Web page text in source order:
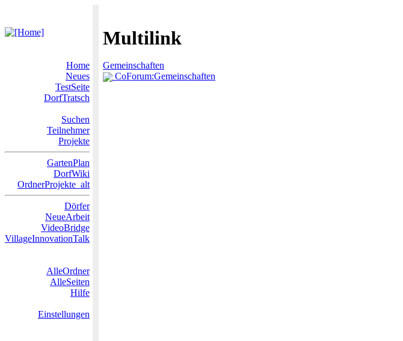
Multilink
Home
Neues
TestSeite
DorfTratsch
Suchen
Teilnehmer
Projekte
GartenPlan
DorfWiki
OrdnerProjekte_alt
Dörfer
NeueArbeit
VideoBridge
VillageInnovationTalk
AlleOrdner
AlleSeiten
Hilfe
Einstellungen
Gemeinschaften
CoForum:Gemeinschaften